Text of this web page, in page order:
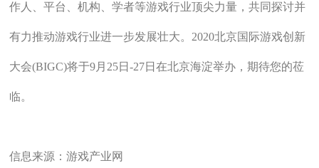
作人、平台、机构、学者等游戏行业顶尖力量，共同探讨并
有力推动游戏行业进一步发展壮大。2020北京国际游戏创新
大会(BIGC)将于9月25日-27日在北京海淀举办，期待您的莅
临。
信息来源：游戏产业网